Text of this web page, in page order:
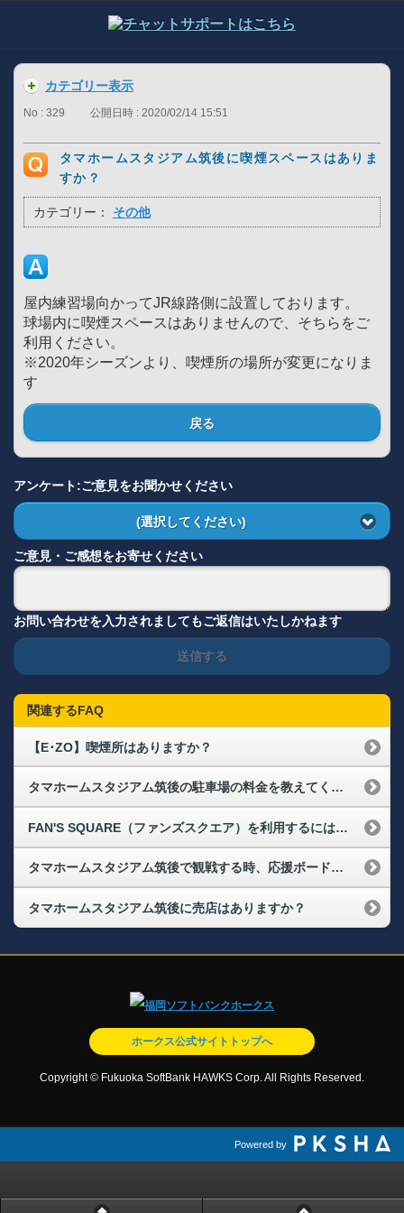
カテゴリー表示
No : 329 公開日時 : 2020/02/14 15:51
タマホームスタジアム筑後に喫煙スペースはありま
すか？
カテゴリー： その他
屋内練習場向かってJR線路側に設置しております。
球場内に喫煙スペースはありませんので、そちらをご
利用ください。
※2020年シーズンより、喫煙所の場所が変更になりま
す
戻る
アンケート:ご意見をお聞かせください
(選択してください)
ご意見・ご感想をお寄せください
お問い合わせを入力されましてもご返信はいたしかねます
送信する
関連するFAQ
【E･ZO】喫煙所はありますか？
タマホームスタジアム筑後の駐車場の料金を教えてください
FAN'S SQUARE（ファンズスクエア）を利用するには野球のチケットの提示は必要ですか？
タマホームスタジアム筑後で観戦する時、応援ボード・応援幕、応援小旗の使用は可能ですか？
タマホームスタジアム筑後に売店はありますか？
ホークス公式サイトトップへ
Copyright © Fukuoka SoftBank HAWKS Corp. All Rights Reserved.
Powered by